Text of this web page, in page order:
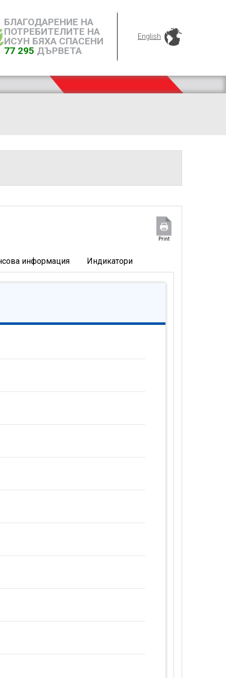
БЛАГОДАРЕНИЕ НА
ПОТРЕБИТЕЛИТЕ НА
ИСУН БЯХА СПАСЕНИ
77 295 ДЪРВЕТА
English
Print
информация Индикатори